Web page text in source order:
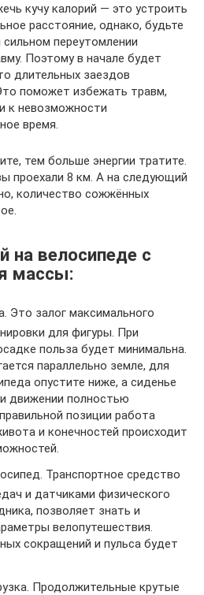
кучу калорий — это устроить
расстояние, однако, будьте
переутомлении
Поэтому в начале будет
длительных заездов
поможет избежать травм,
к невозможности
время.
тем больше энергии тратите.
проехали 8 км. А на следующий
количество сожжённых
на велосипеде с
массы:
Это залог максимального
для фигуры. При
польза будет минимальна.
параллельно земле, для
опустите ниже, а сиденье
движении полностью
позиции работа
и конечностей происходит
Транспортное средство
и датчиками физического
позволяет знать и
велопутешествия.
сокращений и пульса будет
Продолжительные крутые